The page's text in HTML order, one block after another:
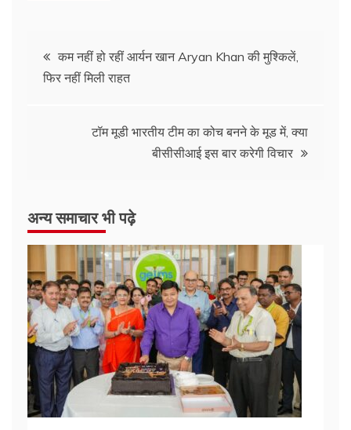
कम नहीं हो रहीं आर्यन खान Aryan Khan की मुश्किलें,
फिर नहीं मिली राहत
टॉम मूडी भारतीय टीम का कोच बनने के मूड में, क्या
बीसीसीआई इस बार करेगी विचार
अन्य समाचार भी पढ़े